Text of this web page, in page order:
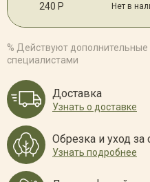
240 Р Нет в
% Действуют
специалистами
Доставка
Узнать о доставке
Обрезка и уход за
Узнать подробнее